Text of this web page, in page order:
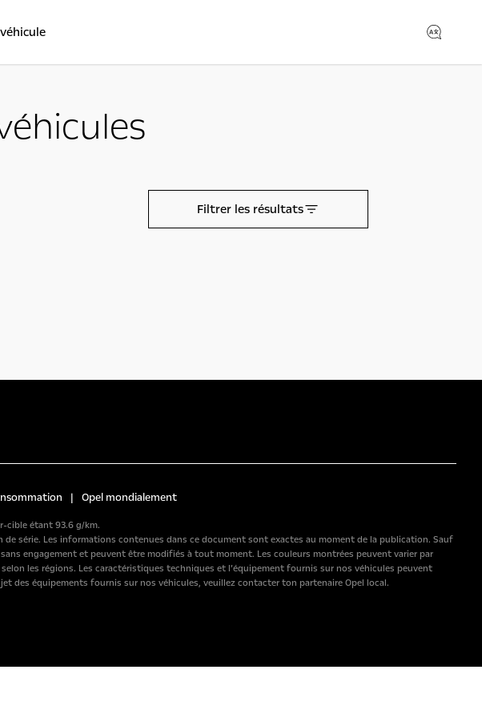
Filtrer les résultats
| Opel mondialement
cible étant 93.6 g/km.
série. Les informations contenues dans ce document sont exactes au moment de la publication. Sauf
engagement et peuvent être modifiés à tout moment. Les couleurs montrées peuvent varier par
les régions. Les caractéristiques techniques et l’équipement fournis sur nos véhicules peuvent
des équipements fournis sur nos véhicules, veuillez contacter ton partenaire Opel local.